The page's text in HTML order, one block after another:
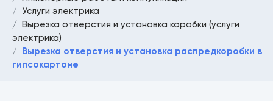
Услуги электрика
Вырезка отверстия и установка коробки (услуги
электрика)
Вырезка отверстия и установка распредкоробки в
гипсокартоне